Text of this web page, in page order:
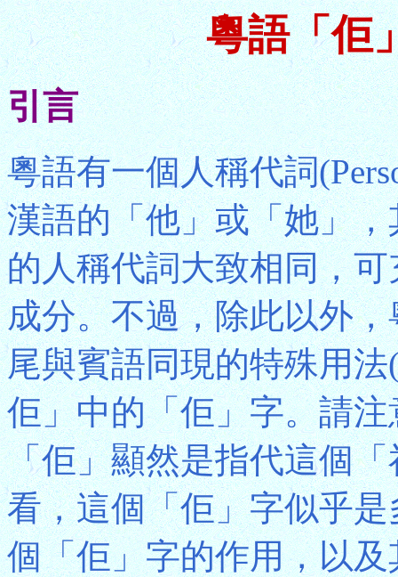
粵語「佢
引言
粵語有一個人稱代詞
漢語的「他」或「她」
的人稱代詞大致相同，
成分。不過，除此以外
尾與賓語同現的特殊用
佢」中的「佢」字。請
「佢」顯然是指代這個
看，這個「佢」字似乎
個「佢」字的作用，以